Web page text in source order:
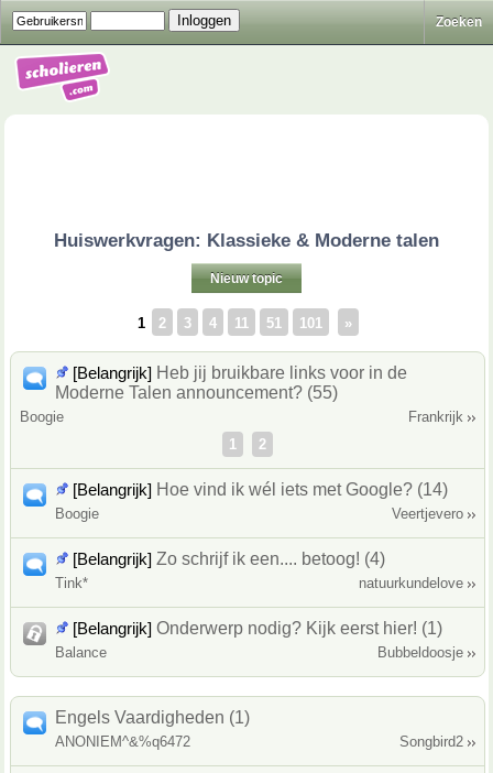
Zoeken
Huiswerkvragen: Klassieke & Moderne talen
Nieuw topic
1 2 3 4 11 51 101 »
[Belangrijk] Heb jij bruikbare links voor in de
Moderne Talen announcement? (55)
Boogie
Frankrijk
1
2
[Belangrijk] Hoe vind ik wél iets met Google? (14)
Boogie Veertjevero
[Belangrijk] Zo schrijf ik een.... betoog! (4)
Tink* natuurkundelove
[Belangrijk] Onderwerp nodig? Kijk eerst hier! (1)
Balance Bubbeldoosje
Engels Vaardigheden (1)
ANONIEM^&%q6472 Songbird2